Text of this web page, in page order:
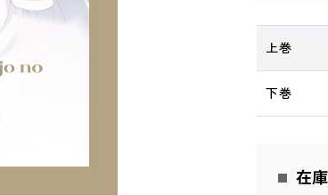
上巻
下巻
在